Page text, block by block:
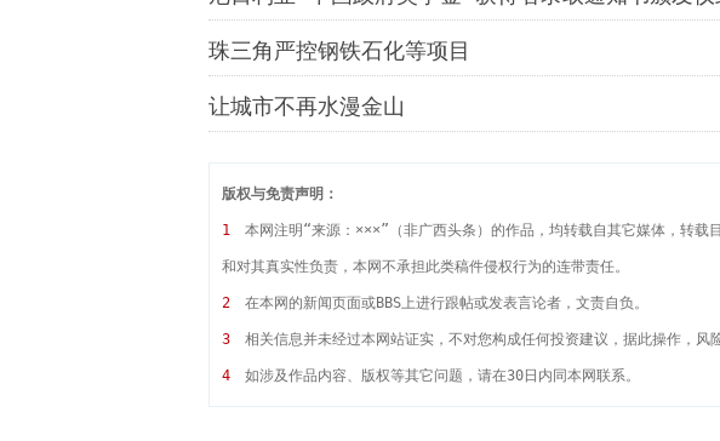
珠三角严控钢铁石化等项目
让城市不再水漫金山
版权与免责声明：
1 本网注明“来源：×××”（非广西头条）的作品，均转载自其它媒体，转载
和对其真实性负责，本网不承担此类稿件侵权行为的连带责任。
2 在本网的新闻页面或BBS上进行跟帖或发表言论者，文责自负。
3 相关信息并未经过本网站证实，不对您构成任何投资建议，据此操作，风险
4 如涉及作品内容、版权等其它问题，请在30日内同本网联系。